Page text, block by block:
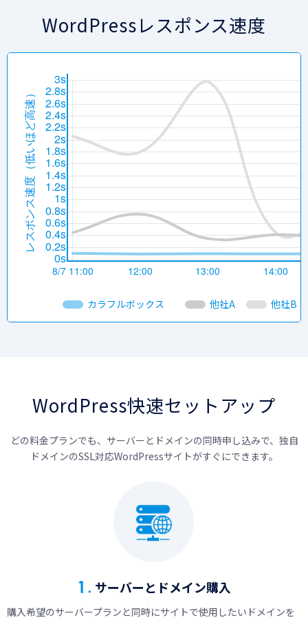
WordPressレスポンス速度
カラフルボックス 他社A 他社B
WordPress快速セットアップ
どの料金プランでも、サーバーとドメインの同時申し込みで、独自
ドメインのSSL対応WordPressサイトがすぐにできます。
サーバーとドメイン購入
購入希望のサーバープランと同時にサイトで使用したいドメインを